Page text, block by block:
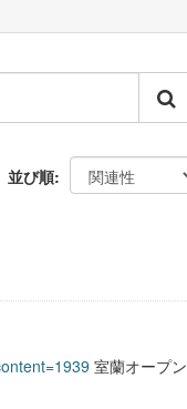
並び順
室蘭オープン